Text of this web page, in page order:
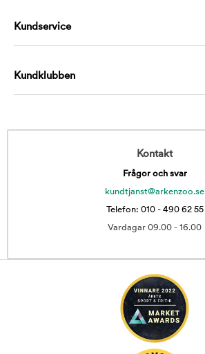
Kundservice
Kundklubben
Kontakt
Frågor och svar
kundtjanst@arkenzoo.se
Telefon: 010 - 490 62 55
Vardagar 09.00 - 16.00